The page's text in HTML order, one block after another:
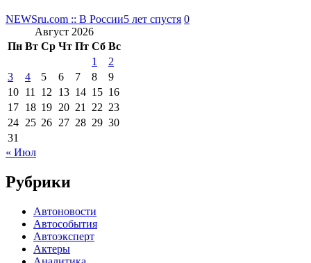
NEWSru.com :: В России5 лет спустя 0
Август 2026
Пн Вт Ср Чт Пт Сб Вс
1
2
3
4 5 6 7 8
9
10 11 12 13 14 15 16
17 18 19 20 21 22 23
24 25 26 27 28 29 30
31
« Июл
Рубрики
Автоновости
Автособытия
Автоэксперт
Актеры